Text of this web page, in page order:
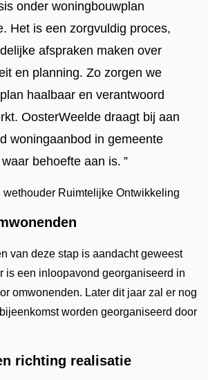
onder woningbouwplan
Het is een zorgvuldig proces,
afspraken maken over
en planning. Zo zorgen we
haalbaar en verantwoord
OosterWeelde draagt bij aan
woningaanbod in gemeente
behoefte aan is.
wethouder Ruimtelijke Ontwikkeling
van deze stap is aandacht geweest
is een inloopavond georganiseerd in
omwonenden. Later dit jaar zal er nog
worden georganiseerd door
richting realisatie